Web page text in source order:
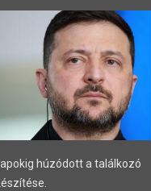
húzódott a találkozó